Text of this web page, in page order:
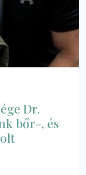
Dr.
bőr-, és